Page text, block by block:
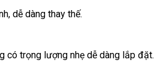
dễ dàng thay thế.
có trọng lượng nhẹ dễ dàng lắp đặt.